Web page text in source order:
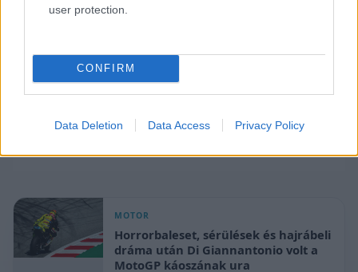
user protection.
CONFIRM
Data Deletion Data Access Privacy Policy
MOTOR
Horrorbaleset, sérülések és hajrábeli
dráma után Di Giannantonio volt a
MotoGP káoszának ura